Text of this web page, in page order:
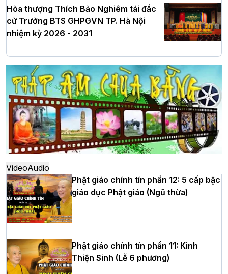
Hòa thượng Thích Bảo Nghiêm tái đắc
cử Trưởng BTS GHPGVN TP. Hà Nội
nhiệm kỳ 2026 - 2031
Hà Nội: Long trọng lễ khởi công xây
dựng Trung tâm văn hóa Phật giáo Thủ
đô
Hà Nội: Ngày tu học cuối cùng khép lại
khóa sinh hoạt Phật pháp mùa hè lần
thứ XIV tại chùa Bằng
Học yêu thương trong ngày tu tập thứ
tư của Khóa sinh hoạt Phật pháp mùa
hè tại chùa Bằng
HT.Thích Thọ Lạc được suy cử làm tân
VideoAudio
Phật giáo chính tín phần 12: 5 cấp bậc
giáo dục Phật giáo (Ngũ thừa)
Phật giáo chính tín phần 11: Kinh
Thiện Sinh (Lễ 6 phương)